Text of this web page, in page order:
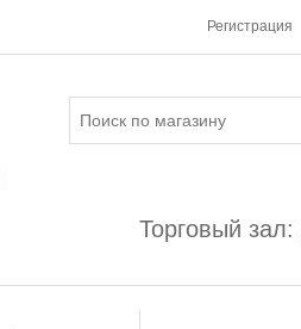
Регистрация
Торговый зал: